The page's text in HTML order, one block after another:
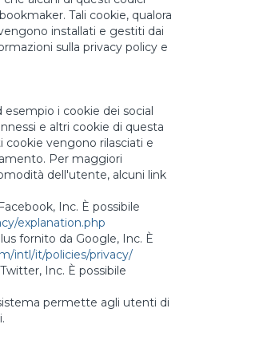
Tali cookie, qualora
installati e gestiti dai
sulla privacy policy e
i cookie dei social
e altri cookie di questa
cookie vengono rilasciati e
Per maggiori
dell'utente, alcuni link
Inc. È possibile
explanation.php
fornito da Google, Inc. È
intl/it/policies/privacy/
Inc. È possibile
permette agli utenti di